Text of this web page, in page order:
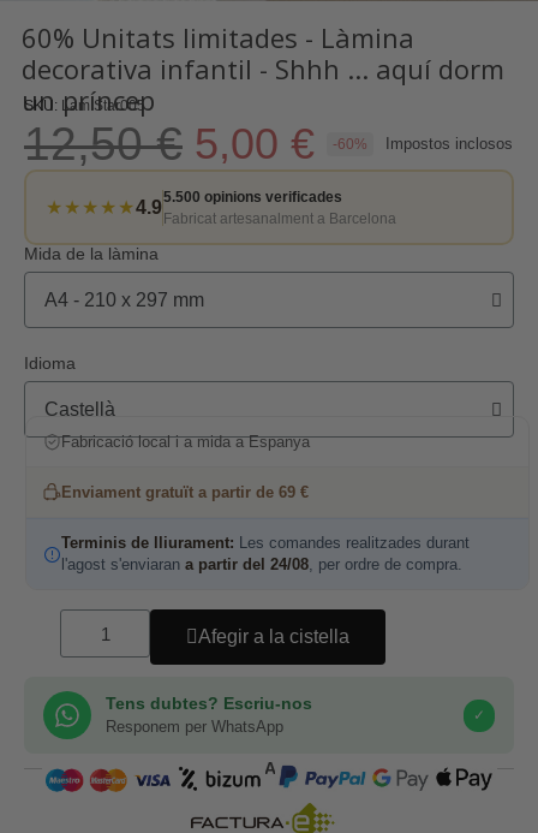
60% Unitats limitades - Làmina
decorativa infantil - Shhh ... aquí dorm
un príncep
SKU Lam Star005
12,50 € 5,00 € -60% Impostos inclosos
★★★★★4.9
5.500 opinions verificades
Fabricat artesanalment a Barcelona
Mida de la làmina
Idioma
Fabricació local i a mida a Espanya
Enviament gratuït a partir de 69 €
Terminis de lliurament: Les comandes realitzades durant
l'agost s'enviaran a partir del 24/08, per ordre de compra.
Afegir a la cistella
Tens dubtes? Escriu-nos
Responem per WhatsApp
✓
COMPRA SEGURA